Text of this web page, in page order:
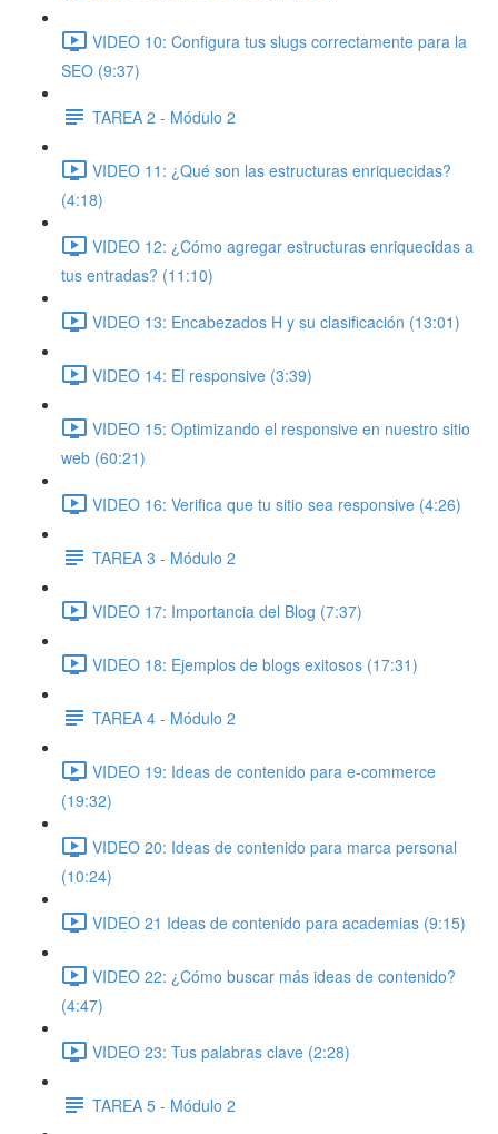
VIDEO 10: Configura tus slugs correctamente para la
SEO (9:37)
TAREA 2 - Módulo 2
VIDEO 11: ¿Qué son las estructuras enriquecidas?
(4:18)
VIDEO 12: ¿Cómo agregar estructuras enriquecidas a
tus entradas? (11:10)
VIDEO 13: Encabezados H y su clasificación (13:01)
VIDEO 14: El responsive (3:39)
VIDEO 15: Optimizando el responsive en nuestro sitio
web (60:21)
VIDEO 16: Verifica que tu sitio sea responsive (4:26)
TAREA 3 - Módulo 2
VIDEO 17: Importancia del Blog (7:37)
VIDEO 18: Ejemplos de blogs exitosos (17:31)
TAREA 4 - Módulo 2
VIDEO 19: Ideas de contenido para e-commerce
(19:32)
VIDEO 20: Ideas de contenido para marca personal
(10:24)
VIDEO 21 Ideas de contenido para academias (9:15)
VIDEO 22: ¿Cómo buscar más ideas de contenido?
(4:47)
VIDEO 23: Tus palabras clave (2:28)
TAREA 5 - Módulo 2